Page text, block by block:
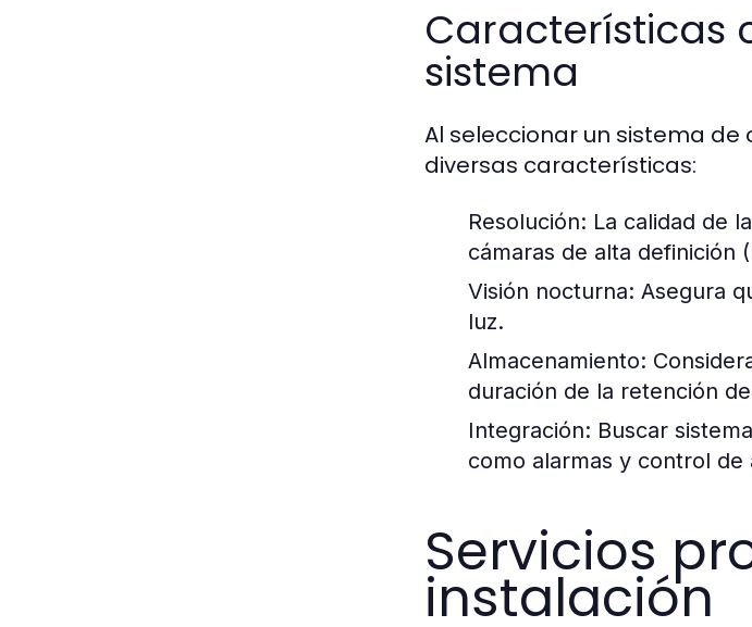
Características
sistema
Al seleccionar un sistema
diversas características:
Resolución: La calidad de
cámaras de alta definición
Visión nocturna: Asegura
luz.
Almacenamiento:
duración de la retención
Integración: Buscar
como alarmas y control de
Servicios
instalación